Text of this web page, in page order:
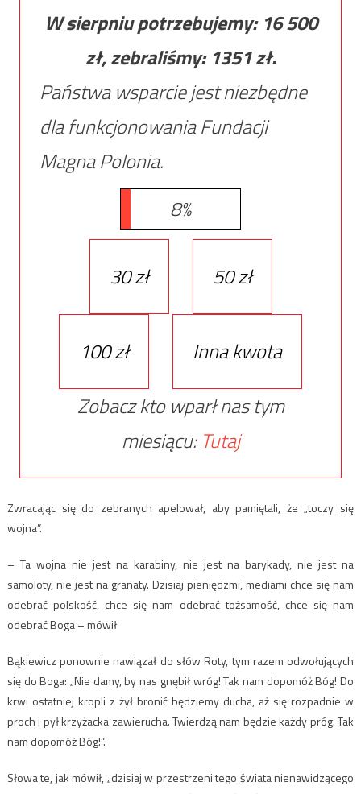
W sierpniu potrzebujemy: 16 500
zł, zebraliśmy: 1351zł.
Państwa wsparcie jest niezbędne
dla funkcjonowania Fundacji
Magna Polonia.
8%
30 zł 50 zł
100 zł
Inna kwota
Zobacz kto wparł nas tym
miesiącu: Tutaj
Zwracając się do zebranych apelował, aby pamiętali, że „toczy się
wojna”.
– Ta wojna nie jest na karabiny, nie jest na barykady, nie jest na
samoloty, nie jest na granaty. Dzisiaj pieniędzmi, mediami chce się nam
odebrać polskość, chce się nam odebrać tożsamość, chce się nam
odebrać Boga – mówił
Bąkiewicz ponownie nawiązał do słów Roty, tym razem odwołujących
się do Boga: „Nie damy, by nas gnębił wróg! Tak nam dopomóż Bóg! Do
krwi ostatniej kropli z żył bronić będziemy ducha, aż się rozpadnie w
proch i pył krzyżacka zawierucha. Twierdzą nam będzie każdy próg. Tak
nam dopomóż Bóg!”.
Słowa te, jak mówił, „dzisiaj w przestrzeni tego świata nienawidzącego